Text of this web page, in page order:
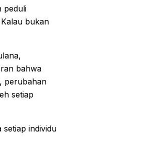
peduli
bukan
bahwa
perubahan
setiap
setiap individu